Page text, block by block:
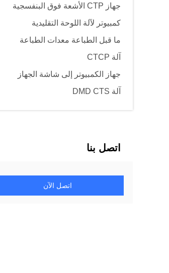
جهاز CTP الأشعة فوق البنفسجية
كمبيوتر لآلة اللوحة التقليدية
ما قبل الطباعة معدات الطباعة
آلة CTCP
جهاز الكمبيوتر إلى شاشة الجهاز
آلة DMD CTS
اتصل بنا
اتصل الآن